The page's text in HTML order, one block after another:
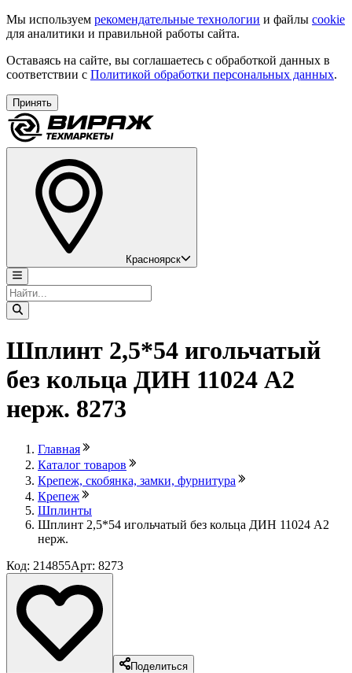
Мы используем рекомендательные технологии и файлы cookie
для аналитики и правильной работы сайта.
Оставаясь на сайте, вы соглашаетесь с обработкой данных в
соответствии с Политикой обработки персональных данных.
Принять
Красноярск
Шплинт 2,5*54 игольчатый
без кольца ДИН 11024 А2
нерж. 8273
Главная
Каталог товаров
Крепеж, скобянка, замки, фурнитура
Крепеж
Шплинты
Шплинт 2,5*54 игольчатый без кольца ДИН 11024 А2
нерж.
Код: 214855Арт: 8273
Поделиться